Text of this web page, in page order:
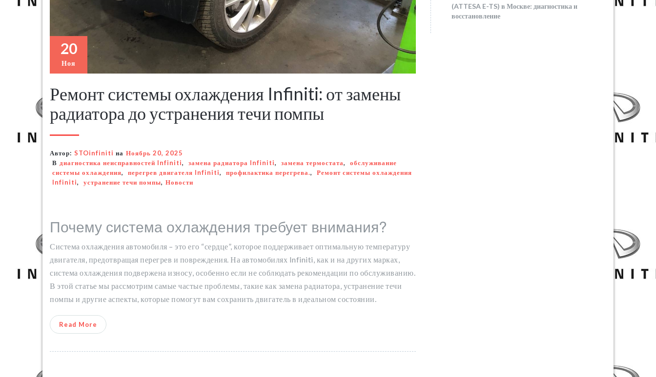
20
Ноя
Ремонт системы охлаждения Infiniti: от замены
радиатора до устранения течи помпы
Автор: STOinfiniti на Ноябрь 20, 2025
В диагностика неисправностей Infiniti, замена радиатора Infiniti, замена термостата,
обслуживание
системы охлаждения, перегрев двигателя Infiniti, профилактика перегрева.,
Ремонт системы охлаждения
Infiniti, устранение течи помпы, Новости
Почему система охлаждения требует внимания?
Система охлаждения автомобиля – это его “сердце”, которое поддерживает оптимальную температуру
двигателя, предотвращая перегрев и повреждения. На автомобилях Infiniti, как и на других марках,
система охлаждения подвержена износу, особенно если не соблюдать рекомендации по обслуживанию.
В этой статье мы рассмотрим самые частые проблемы, такие как замена радиатора, устранение течи
помпы и другие аспекты, которые помогут вам сохранить двигатель в идеальном состоянии.
Read More
(ATTESA E-TS) в Москве: диагностика и
восстановление